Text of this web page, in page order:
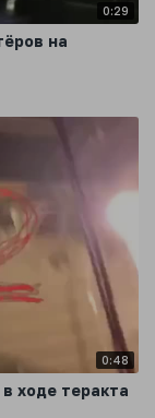
0:29
на
0:48
ходе теракта